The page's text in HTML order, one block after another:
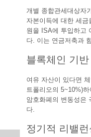
개별 종합관세대상자
자본이득에 대한 세
원을 ISA에 투입하고
다. 이는 연금저축과
블록체인 기
여유 자산이 있다면
트폴리오의 5~10%)
암호화폐의 변동성은
다.
정기적 리밸